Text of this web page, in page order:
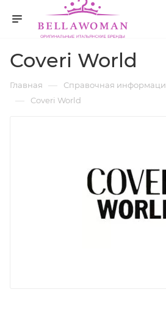
Coveri World
Главная — Справочная
— Coveri World